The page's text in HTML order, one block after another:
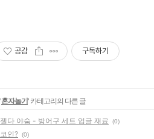
공감 구독하기
'혼자놀기' 카테고리의 다른 글
젤다 야숨 - 방어구 세트 업글 재료 (0)
코인? (0)